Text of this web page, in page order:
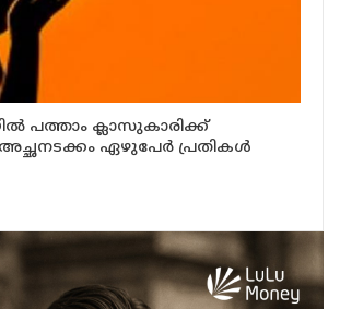
പത്താം ക്ലാസുകാരിക്ക്
ഏഴുപേർ പ്രതികൾ